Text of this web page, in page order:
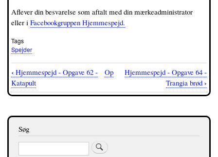
Aflever din besvarelse som aftalt med din mærkeadministrator
eller i Facebookgruppen Hjemmespejd.
Tags
Spejder
Bognavigations-
links
Hjemmespejd
‹ Hjemmespejd - Opgave 62 -
Katapult
Op
Hjemmespejd - Opgave 64 -
Trangia brød›
Søg
Søg